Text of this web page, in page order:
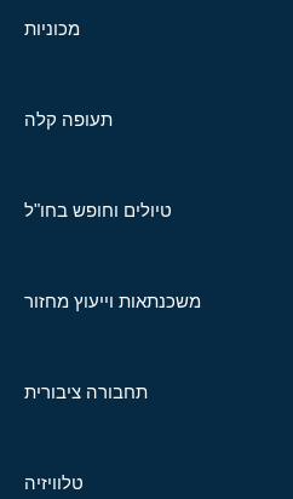
מכוניות
תעופה קלה
טיולים וחופש בחו"ל
משכנתאות וייעוץ מחזור
תחבורה ציבורית
טלוויזיה